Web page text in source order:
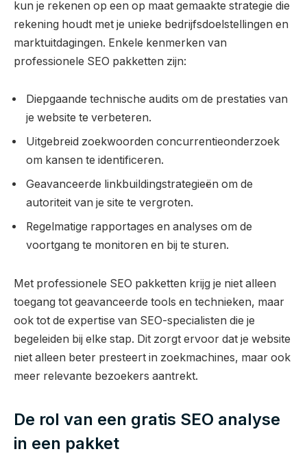
kun je rekenen op een op maat gemaakte strategie die
rekening houdt met je unieke bedrijfsdoelstellingen en
marktuitdagingen. Enkele kenmerken van
professionele SEO pakketten zijn:
Diepgaande technische audits om de prestaties van
je website te verbeteren.
Uitgebreid zoekwoorden concurrentieonderzoek
om kansen te identificeren.
Geavanceerde linkbuildingstrategieën om de
autoriteit van je site te vergroten.
Regelmatige rapportages en analyses om de
voortgang te monitoren en bij te sturen.
Met professionele SEO pakketten krijg je niet alleen
toegang tot geavanceerde tools en technieken, maar
ook tot de expertise van SEO-specialisten die je
begeleiden bij elke stap. Dit zorgt ervoor dat je website
niet alleen beter presteert in zoekmachines, maar ook
meer relevante bezoekers aantrekt.
De rol van een gratis SEO analyse
in een pakket